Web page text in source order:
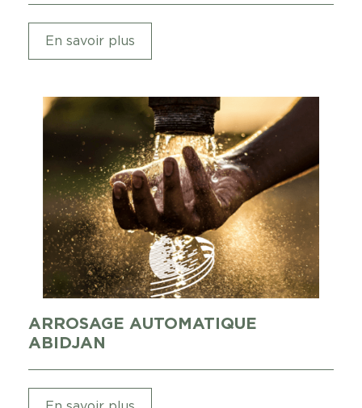
En savoir plus
ARROSAGE AUTOMATIQUE
ABIDJAN